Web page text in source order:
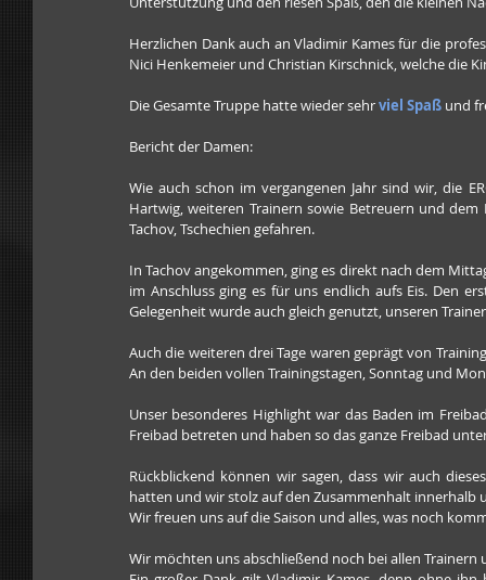
Herzlichen Dank auch an Vladimir Kames für die
Nici Henkemeier und Christian Kirschnick, welche die
Die Gesamte Truppe hatte wieder sehr viel Spaß und
Bericht der Damen:
Wie auch schon im vergangenen Jahr sind wir, die
Hartwig, weiteren Trainern sowie Betreuern und dem
Tachov, Tschechien gefahren.
In Tachov angekommen, ging es direkt nach dem
im Anschluss ging es für uns endlich aufs Eis. Den
Gelegenheit wurde auch gleich genutzt, unseren
Auch die weiteren drei Tage waren geprägt von
An den beiden vollen Trainingstagen, Sonntag und
Unser besonderes Highlight war das Baden im
Freibad betreten und haben so das ganze Freibad
Rückblickend können wir sagen, dass wir auch
hatten und wir stolz auf den Zusammenhalt innerhalb
Wir freuen uns auf die Saison und alles, was noch
Wir möchten uns abschließend noch bei allen